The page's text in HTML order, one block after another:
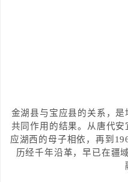
金湖县与宝应县的关系，
共同作用的结果。从唐代
应湖西的母子相依，再到
历经千年沿革，早已在疆